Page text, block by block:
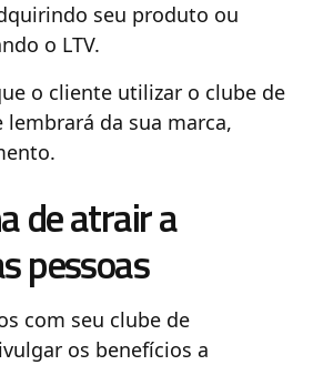
seu produto ou
o LTV.
o cliente utilizar o clube de
lembrará da sua marca,
de atrair a
pessoas
com seu clube de
os benefícios a